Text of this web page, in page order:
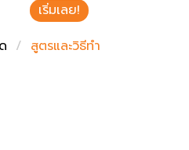
เริ่มเลย!
สูตรและวิธีทำ